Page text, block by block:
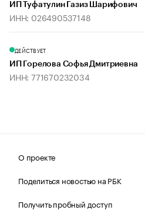
ИП Туфатулин Газиз Шарифович
ИНН: 026490537148
ДЕЙСТВУЕТ
ИП Горелова Софья Дмитриевна
ИНН: 771670232034
О проекте
Поделиться новостью на РБК
Получить пробный доступ